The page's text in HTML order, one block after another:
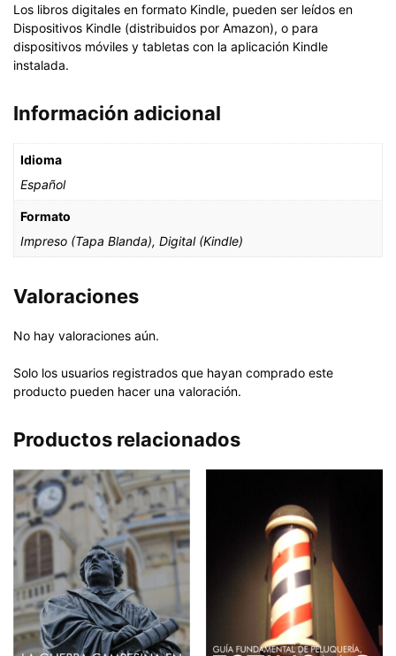
Los libros digitales en formato Kindle, pueden ser leídos en
Dispositivos Kindle (distribuidos por Amazon), o para
dispositivos móviles y tabletas con la aplicación Kindle
instalada.
Información adicional
Idioma
Español
Formato
Impreso (Tapa Blanda), Digital (Kindle)
Valoraciones
No hay valoraciones aún.
Solo los usuarios registrados que hayan comprado este
producto pueden hacer una valoración.
Productos relacionados